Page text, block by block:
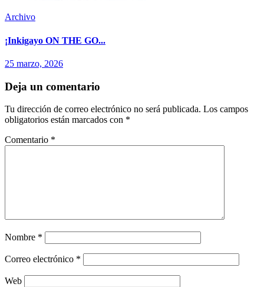
Archivo
¡Inkigayo ON THE GO...
25 marzo, 2026
Deja un comentario
Tu dirección de correo electrónico no será publicada. Los campos
obligatorios están marcados con *
Comentario *
Nombre *
Correo electrónico *
Web